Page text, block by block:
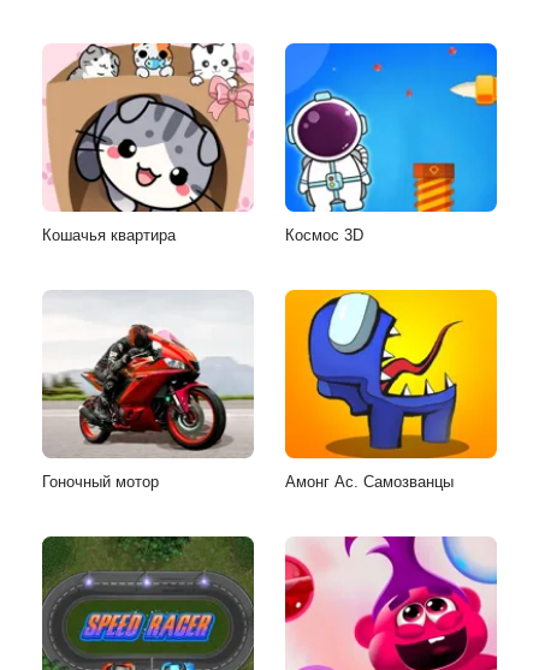
Кошачья квартира Космос 3D
Гоночный мотор Амонг Ас. Самозванцы